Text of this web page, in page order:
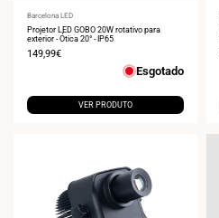
Fornecedor:
Barcelona LED
Projetor LED GOBO 20W rotativo para
exterior - Ótica 20° - IP65
Preço
149,99€
Esgotado
VER PRODUTO